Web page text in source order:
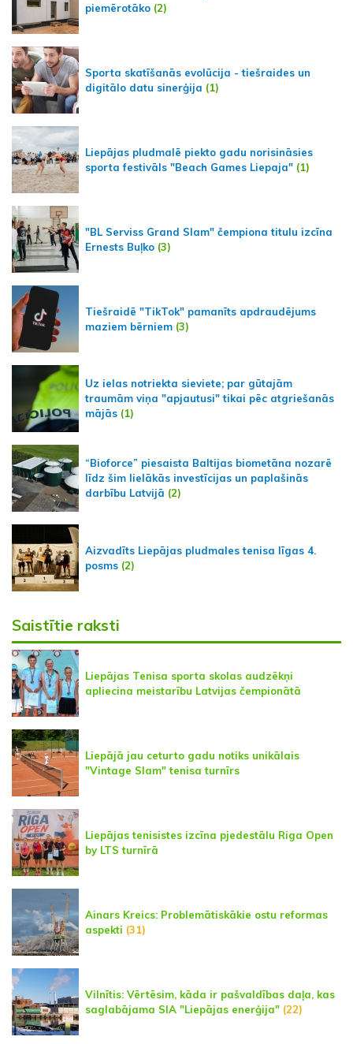
piemērotāko (2)
Sporta skatīšanās evolūcija - tiešraides un
digitālo datu sinerģija (1)
Liepājas pludmalē piekto gadu norisināsies
sporta festivāls "Beach Games Liepaja" (1)
"BL Serviss Grand Slam" čempiona titulu izcīna
Ernests Buļko (3)
Tiešraidē "TikTok" pamanīts apdraudējums
maziem bērniem (3)
Uz ielas notriekta sieviete; par gūtajām
traumām viņa "apjautusi" tikai pēc atgriešanās
mājās (1)
“Bioforce” piesaista Baltijas biometāna nozarē
līdz šim lielākās investīcijas un paplašinās
darbību Latvijā (2)
Aizvadīts Liepājas pludmales tenisa līgas 4.
posms (2)
Saistītie raksti
Liepājas Tenisa sporta skolas audzēkņi
apliecina meistarību Latvijas čempionātā
Liepājā jau ceturto gadu notiks unikālais
"Vintage Slam" tenisa turnīrs
Liepājas tenisistes izcīna pjedestālu Riga Open
by LTS turnīrā
Ainars Kreics: Problemātiskākie ostu reformas
aspekti (31)
Vilnītis: Vērtēsim, kāda ir pašvaldības daļa, kas
saglabājama SIA "Liepājas enerģija" (22)